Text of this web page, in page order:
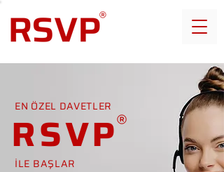
EN ÖZEL DAVETLER
RSVP
İLE BAŞLAR